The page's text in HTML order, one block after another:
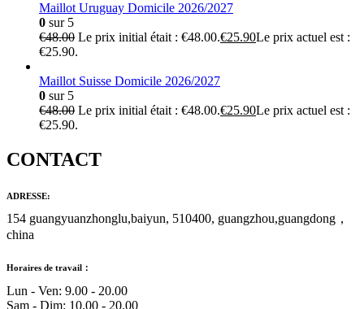
Maillot Uruguay Domicile 2026/2027
0 sur 5
€48.00 Le prix initial était : €48.00.€25.90Le prix actuel est :
€25.90.
Maillot Suisse Domicile 2026/2027
0 sur 5
€48.00 Le prix initial était : €48.00.€25.90Le prix actuel est :
€25.90.
CONTACT
ADRESSE:
154 guangyuanzhonglu,baiyun, 510400, guangzhou,guangdong，
china
Horaires de travail：
Lun - Ven: 9.00 - 20.00
Sam - Dim: 10.00 - 20.00